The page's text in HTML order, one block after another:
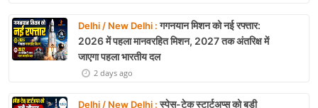
Delhi / New Delhi :गगनयान मिशन को नई रफ्तार:
2026 में पहला मानवरहित मिशन, 2027 तक अंतरिक्ष में
जाएगा पहला भारतीय दल
2 days ago
Delhi / New Delhi :स्पेस-टेक स्टार्टअप्स को बड़ी